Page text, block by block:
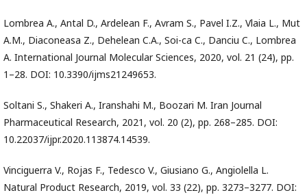
Lombrea A., Antal D., Ardelean F., Avram S., Pavel I.Z., Vlaia L., Mut
A.M., Diaconeasa Z., Dehelean C.A., Soi-ca C., Danciu C., Lombrea
A. International Journal Molecular Sciences, 2020, vol. 21 (24), pp.
1–28. DOI: 10.3390/ijms21249653.
Soltani S., Shakeri A., Iranshahi M., Boozari M. Iran Journal
Pharmaceutical Research, 2021, vol. 20 (2), pp. 268–285. DOI:
10.22037/ijpr.2020.113874.14539.
Vinciguerra V., Rojas F., Tedesco V., Giusiano G., Angiolella L.
Natural Product Research, 2019, vol. 33 (22), pp. 3273–3277. DOI: